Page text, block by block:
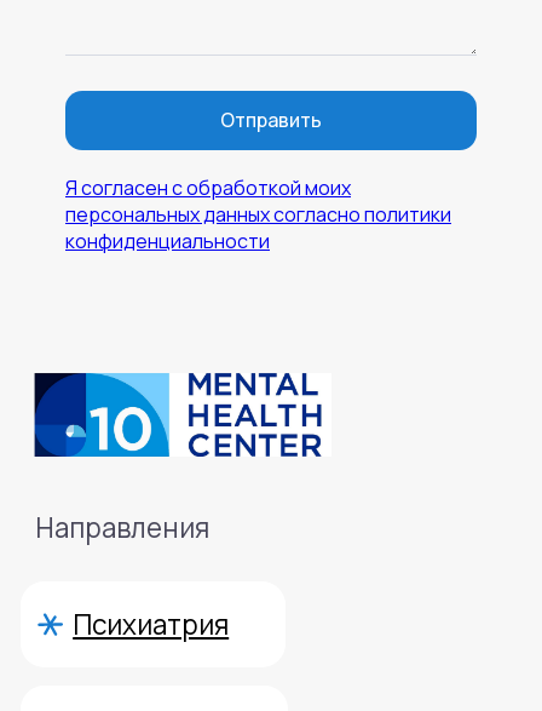
Отправить
Я согласен с обработкой моих
персональных данных согласно политики
конфиденциальности